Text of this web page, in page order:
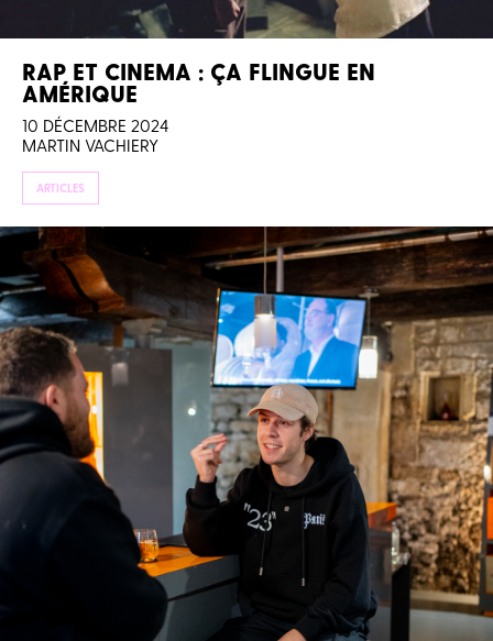
RAP ET CINEMA : ÇA FLINGUE EN
AMÉRIQUE
10 DÉCEMBRE 2024
MARTIN VACHIERY
ARTICLES